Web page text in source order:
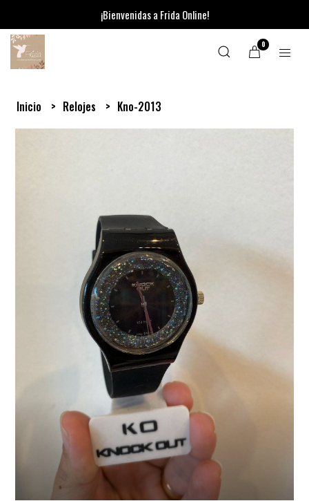
¡Bienvenidas a Frida Online!
0
Inicio Relojes Kno-2013